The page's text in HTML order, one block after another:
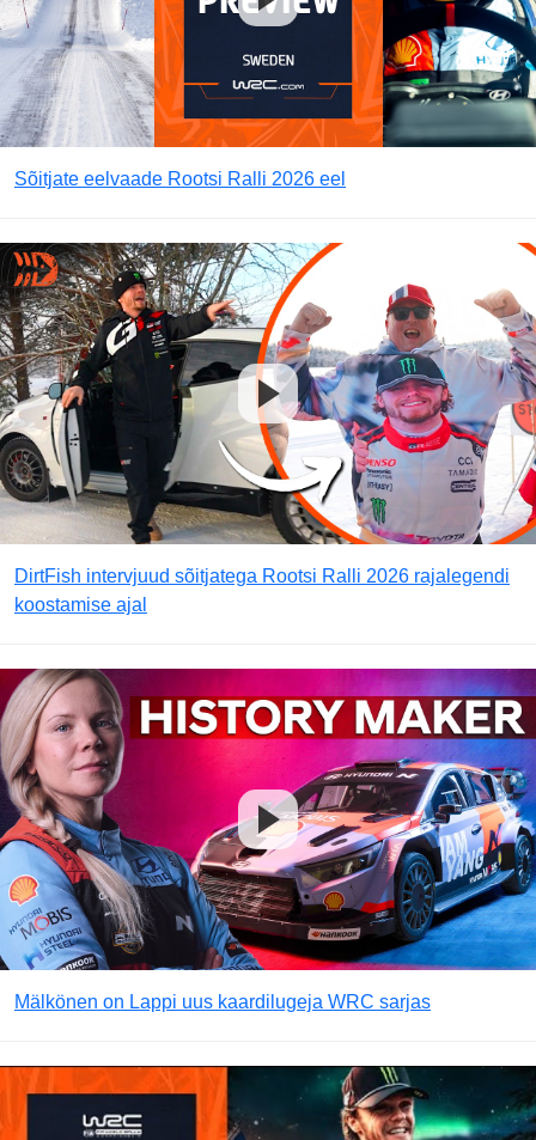
Sõitjate eelvaade Rootsi Ralli 2026 eel
DirtFish intervjuud sõitjatega Rootsi Ralli 2026 rajalegendi
koostamise ajal
Mälkönen on Lappi uus kaardilugeja WRC sarjas